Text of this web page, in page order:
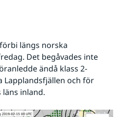
längs norska
Det begåvades inte
ändå klass 2-
och för
inland.